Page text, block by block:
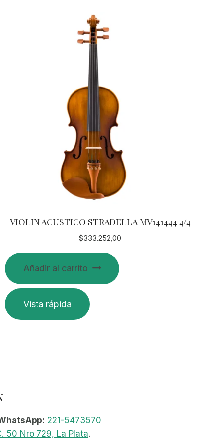
VIOLIN ACUSTICO STRADELLA MV141444 4/4
$333.252,00
Añadir al carrito
Vista rápida
221-5473570
50 Nro 729, La Plata.